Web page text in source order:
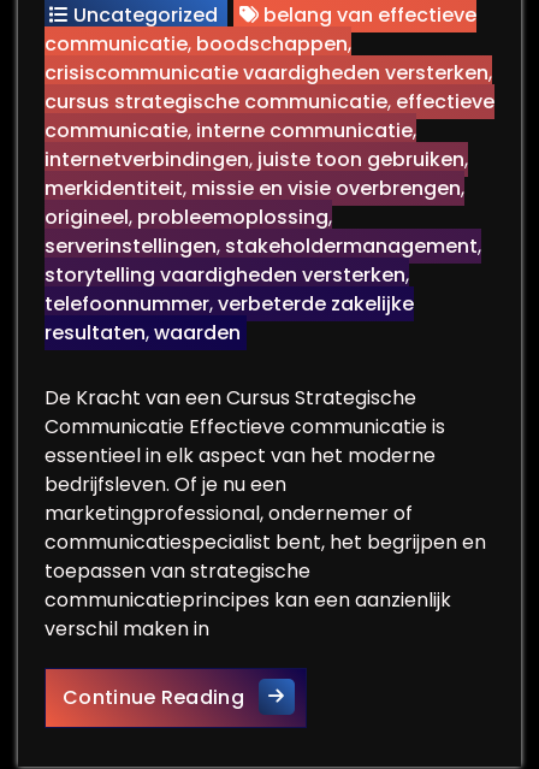
Uncategorized
belang van effectieve
communicatie, boodschappen,
crisiscommunicatie vaardigheden versterken,
cursus strategische communicatie, effectieve
communicatie, interne communicatie,
internetverbindingen, juiste toon gebruiken,
merkidentiteit, missie en visie overbrengen,
origineel, probleemoplossing,
serverinstellingen, stakeholdermanagement,
storytelling vaardigheden versterken,
telefoonnummer,verbeterde zakelijke
resultaten,waarden
De Kracht van een Cursus Strategische
Communicatie Effectieve communicatie is
essentieel in elk aspect van het moderne
bedrijfsleven. Of je nu een
marketingprofessional, ondernemer of
communicatiespecialist bent, het begrijpen en
toepassen van strategische
communicatieprincipes kan een aanzienlijk
verschil maken in
Continue ReadingOntdek de Kracht van een